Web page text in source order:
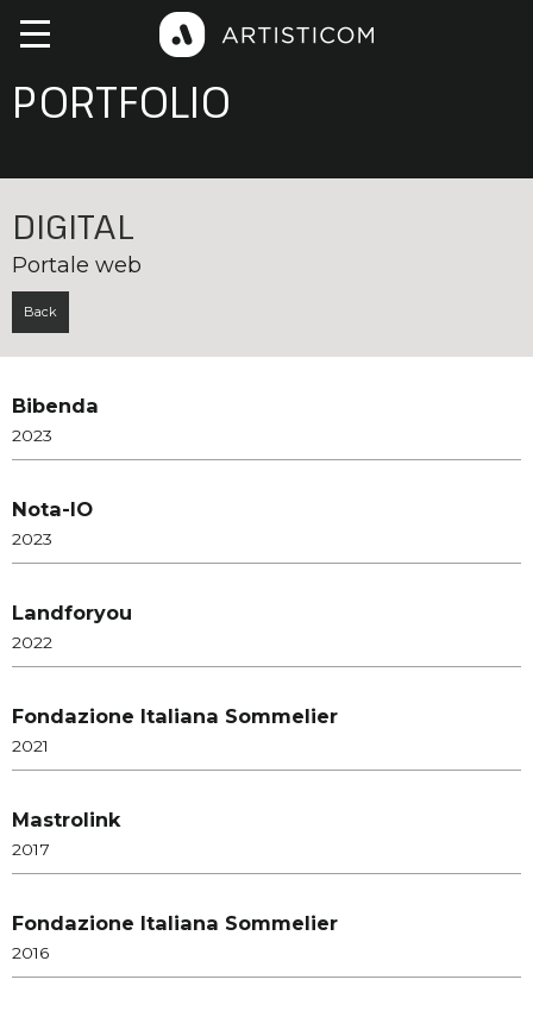
PORTFOLIO
DIGITAL
Portale web
Back
Bibenda
2023
Nota-IO
2023
Landforyou
2022
Fondazione Italiana Sommelier
2021
Mastrolink
2017
Fondazione Italiana Sommelier
2016